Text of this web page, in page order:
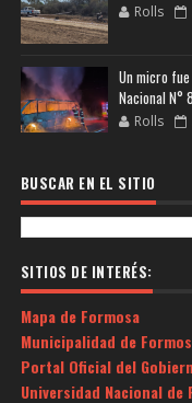
Rolls
Un micro
Nacional N°
Rolls
BUSCAR EN EL SITIO
SITIOS DE INTERÉS:
Mapa de Formosa
Municipalidad de
Portal Oficial del
Universidad Nacional de